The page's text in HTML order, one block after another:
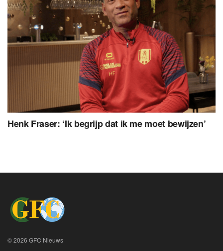
Henk Fraser: ‘Ik begrijp dat ik me moet bewijzen’
© 2026 GFC Nieuws